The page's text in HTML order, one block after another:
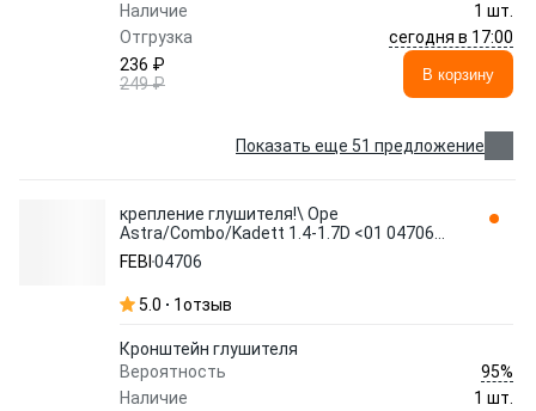
Наличие
1 шт.
Отгрузка
сегодня в 17:00
236 ₽
249 ₽
В корзину
Показать еще 51 предложение
крепление глушителя!\ Ope
Astra/Combo/Kadett 1.4-1.7D <01 04706
FEBI
FEBI 04706
5.0 1отзыв
Кронштейн глушителя
Вероятность
95%
Наличие
1 шт.